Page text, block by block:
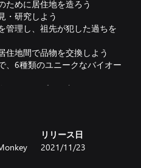
めに居住地を造ろう
研究しよう
理し、祖先が犯した過ちを
地間で品物を交換しよう
6種類のユニークなバイオー
らピープスを守ろう
していました。そのため、
を踏みしめ、ハエの鼻をくす
リリース日
2021/11/23